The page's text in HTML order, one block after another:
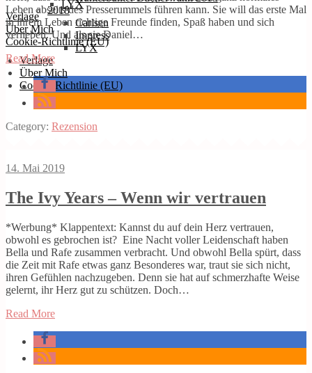
LYX
Verlage
Über Mich
Cookie-Richtlinie (EU)
2018
Carlsen
Impress
LYX
Verlage
Über Mich
Cookie-Richtlinie (EU)
Leben abseits des Presserummels führen kann. Sie will das erste Mal
in ihrem Leben richtige Freunde finden, Spaß haben und sich
verlieben. Und als sie Daniel…
Read More
Category: Rezension
14. Mai 2019
The Ivy Years – Wenn wir vertrauen
*Werbung* Klappentext: Kannst du auf dein Herz vertrauen,
obwohl es gebrochen ist? Eine Nacht voller Leidenschaft haben
Bella und Rafe zusammen verbracht. Und obwohl Bella spürt, dass
die Zeit mit Rafe etwas ganz Besonderes war, traut sie sich nicht,
ihren Gefühlen nachzugeben. Denn sie hat auf schmerzhafte Weise
gelernt, ihr Herz gut zu schützen. Doch…
Read More